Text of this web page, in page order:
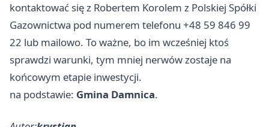
kontaktować się z Robertem Korolem z Polskiej Spółki
Gazownictwa pod numerem telefonu +48 59 846 99
22 lub mailowo. To ważne, bo im wcześniej ktoś
sprawdzi warunki, tym mniej nerwów zostaje na
końcowym etapie inwestycji.
na podstawie: Gmina Damnica.